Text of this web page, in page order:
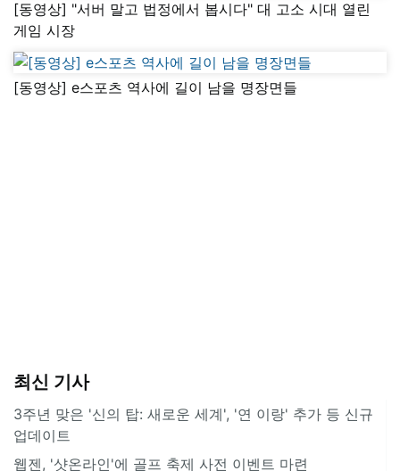
[동영상] "서버 말고 법정에서 봅시다" 대 고소 시대 열린
게임 시장
[동영상] e스포츠 역사에 길이 남을 명장면들
최신 기사
3주년 맞은 '신의 탑: 새로운 세계', '연 이랑' 추가 등 신규
업데이트
웹젠, '샷온라인'에 골프 축제 사전 이벤트 마련